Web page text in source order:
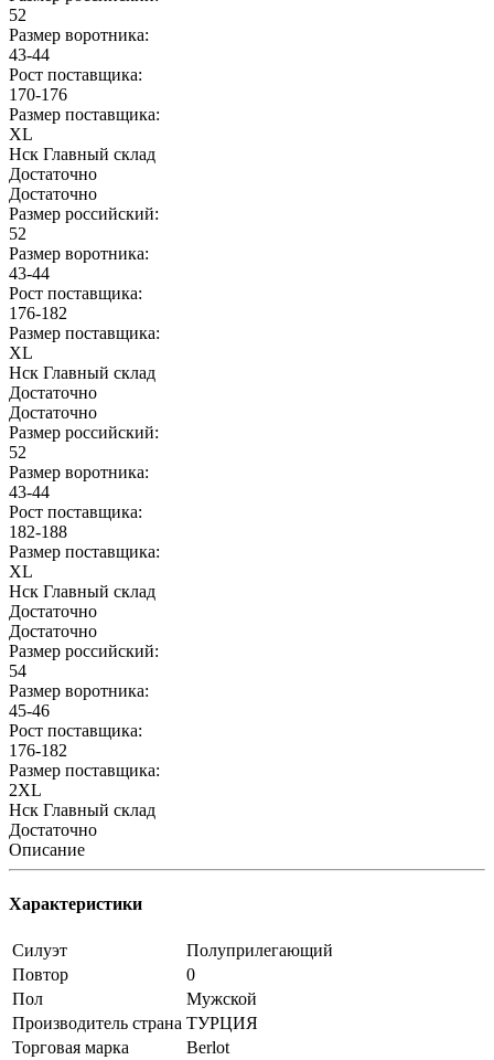
52
Размер воротника:
43-44
Рост поставщика:
170-176
Размер поставщика:
XL
Нск Главный склад
Достаточно
Достаточно
Размер российский:
52
Размер воротника:
43-44
Рост поставщика:
176-182
Размер поставщика:
XL
Нск Главный склад
Достаточно
Достаточно
Размер российский:
52
Размер воротника:
43-44
Рост поставщика:
182-188
Размер поставщика:
XL
Нск Главный склад
Достаточно
Достаточно
Размер российский:
54
Размер воротника:
45-46
Рост поставщика:
176-182
Размер поставщика:
2XL
Нск Главный склад
Достаточно
Описание
Характеристики
Силуэт
Полуприлегающий
Повтор
0
Пол
Мужской
Производитель страна ТУРЦИЯ
Торговая марка
Berlot